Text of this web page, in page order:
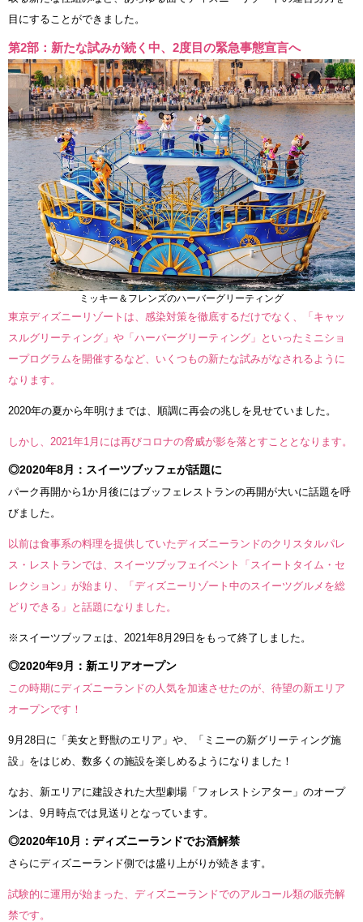
目にすることができました。
第2部：新たな試みが続く中、2度目の緊急事態宣言へ
ミッキー＆フレンズのハーバーグリーティング
東京ディズニーリゾートは、感染対策を徹底するだけでなく、「キャッ
スルグリーティング」や「ハーバーグリーティング」といったミニショ
ープログラムを開催するなど、いくつもの新たな試みがなされるように
なります。
2020年の夏から年明けまでは、順調に再会の兆しを見せていました。
しかし、2021年1月には再びコロナの脅威が影を落とすこととなります。
◎2020年8月：スイーツブッフェが話題に
パーク再開から1か月後にはブッフェレストランの再開が大いに話題を呼
びました。
以前は食事系の料理を提供していたディズニーランドのクリスタルパレ
ス・レストランでは、スイーツブッフェイベント「スイートタイム・セ
レクション」が始まり、「ディズニーリゾート中のスイーツグルメを総
どりできる」と話題になりました。
※スイーツブッフェは、2021年8月29日をもって終了しました。
◎2020年9月：新エリアオープン
この時期にディズニーランドの人気を加速させたのが、待望の新エリア
オープンです！
9月28日に「美女と野獣のエリア」や、「ミニーの新グリーティング施
設」をはじめ、数多くの施設を楽しめるようになりました！
なお、新エリアに建設された大型劇場「フォレストシアター」のオープ
ンは、9月時点では見送りとなっています。
◎2020年10月：ディズニーランドでお酒解禁
さらにディズニーランド側では盛り上がりが続きます。
試験的に運用が始まった、ディズニーランドでのアルコール類の販売解
禁です。